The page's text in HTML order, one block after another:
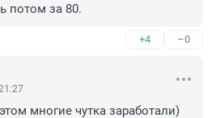
потом за 80.
+4 –0
многие чутка заработали)